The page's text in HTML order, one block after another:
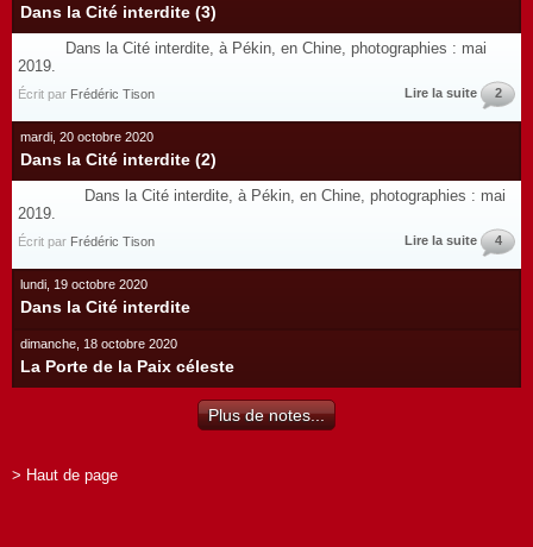
Dans la Cité interdite (3)
Dans la Cité interdite, à Pékin, en Chine, photographies : mai
2019.
Écrit par Frédéric Tison Lire la suite 2
mardi, 20 octobre 2020
Dans la Cité interdite (2)
Dans la Cité interdite, à Pékin, en Chine, photographies : mai
2019.
Écrit par Frédéric Tison Lire la suite 4
lundi, 19 octobre 2020
Dans la Cité interdite
dimanche, 18 octobre 2020
La Porte de la Paix céleste
Plus de notes...
> Haut de page